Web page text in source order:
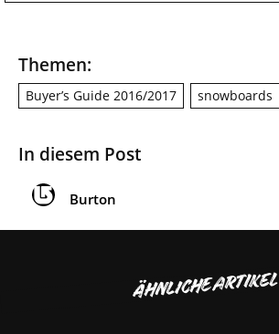
Themen:
Buyer’s Guide 2016/2017 snowboards
In diesem Post
Burton
ÄHNLICHE ARTIKEL